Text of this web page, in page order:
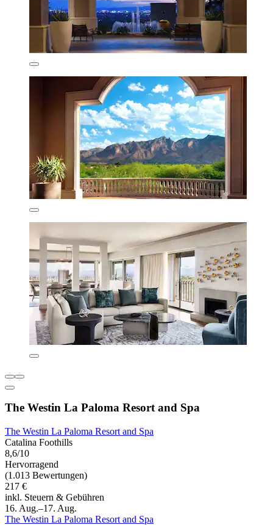
The Westin La Paloma Resort and Spa
The Westin La Paloma Resort and Spa
Catalina Foothills
8,6/10
Hervorragend
(1.013 Bewertungen)
217 €
inkl. Steuern & Gebühren
16. Aug.–17. Aug.
The Westin La Paloma Resort and Spa